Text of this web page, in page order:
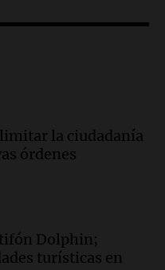
para la gran
por derrame de
de la décima
la ciudadanía
órdenes
Dolphin;
turísticas en